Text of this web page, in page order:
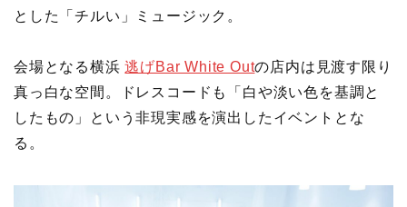
とした「チルい」ミュージック。
会場となる横浜逃げBar White Outの店内は見渡す限り
真っ白な空間。ドレスコードも「白や淡い色を基調と
したもの」という非現実感を演出したイベントとな
る。